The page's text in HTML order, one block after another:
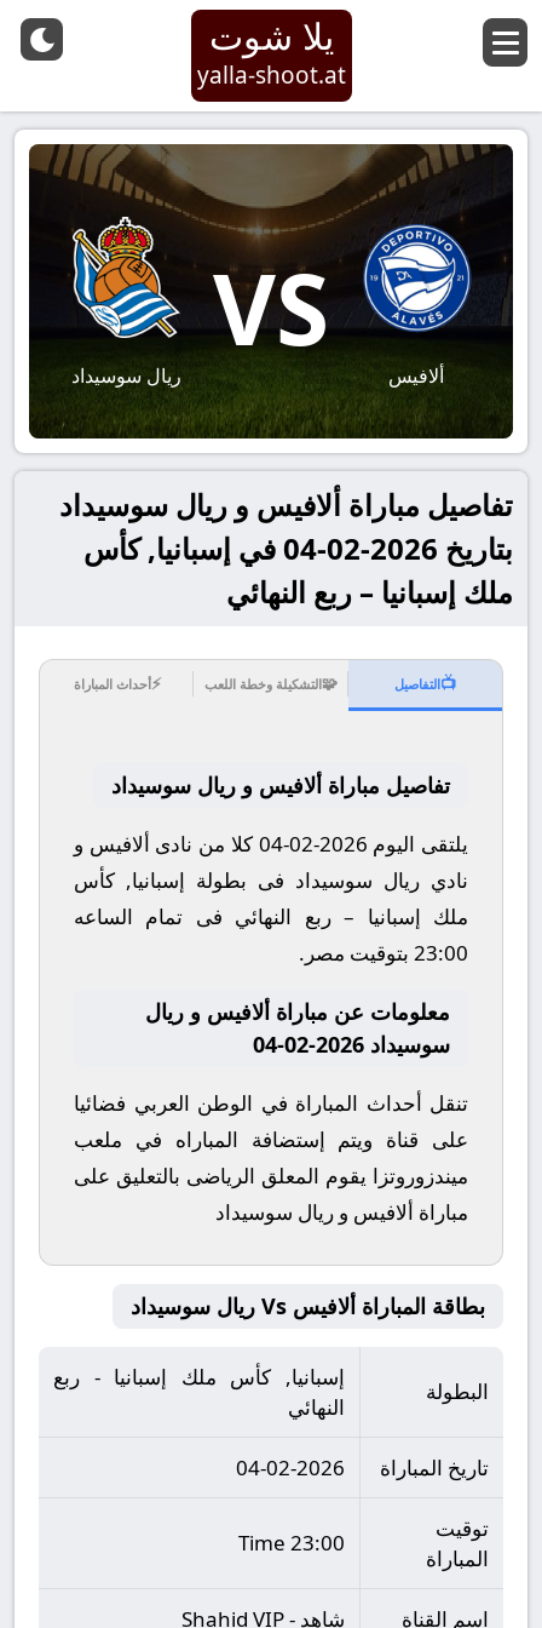
يلا شوت
yalla-shoot.at
ألافيس
VS
ريال سوسيداد
تفاصيل مباراة ألافيس و ريال سوسيداد
بتاريخ 2026-02-04 في إسبانيا, كأس
ملك إسبانيا – ربع النهائي
📺التفاصيل 🧩التشكيلة وخطة اللعب ⚡أحداث المباراة
تفاصيل مباراة ألافيس و ريال سوسيداد
يلتقى اليوم 2026-02-04 كلا من نادى ألافيس و
نادي ريال سوسيداد فى بطولة إسبانيا, كأس
ملك إسبانيا – ربع النهائي فى تمام الساعه
23:00 بتوقيت مصر.
معلومات عن مباراة ألافيس و ريال
سوسيداد 2026-02-04
تنقل أحداث المباراة في الوطن العربي فضائيا
على قناة ويتم إستضافة المباراه في ملعب
ميندزوروتزا يقوم المعلق الرياضى بالتعليق على
مباراة ألافيس و ريال سوسيداد
بطاقة المباراة ألافيس Vs ريال سوسيداد
البطولة
إسبانيا, كأس ملك إسبانيا - ربع
النهائي
تاريخ المباراة 04-02-2026
توقيت
المباراة
23:00 Time
اسم القناة شاهد - Shahid VIP